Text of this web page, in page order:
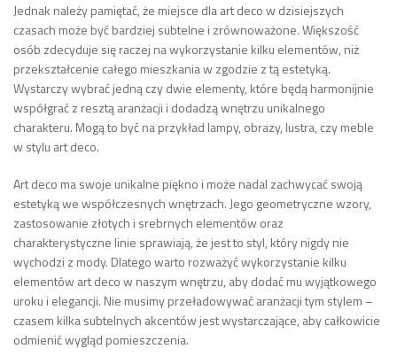
Jednak należy pamiętać, że miejsce dla art deco w dzisiejszych
czasach może być bardziej subtelne i zrównoważone. Większość
osób zdecyduje się raczej na wykorzystanie kilku elementów, niż
przekształcenie całego mieszkania w zgodzie z tą estetyką.
Wystarczy wybrać jedną czy dwie elementy, które będą harmonijnie
współgrać z resztą aranżacji i dodadzą wnętrzu unikalnego
charakteru. Mogą to być na przykład lampy, obrazy, lustra, czy meble
w stylu art deco.
Art deco ma swoje unikalne piękno i może nadal zachwycać swoją
estetyką we współczesnych wnętrzach. Jego geometryczne wzory,
zastosowanie złotych i srebrnych elementów oraz
charakterystyczne linie sprawiają, że jest to styl, który nigdy nie
wychodzi z mody. Dlatego warto rozważyć wykorzystanie kilku
elementów art deco w naszym wnętrzu, aby dodać mu wyjątkowego
uroku i elegancji. Nie musimy przeładowywać aranżacji tym stylem –
czasem kilka subtelnych akcentów jest wystarczające, aby całkowicie
odmienić wygląd pomieszczenia.